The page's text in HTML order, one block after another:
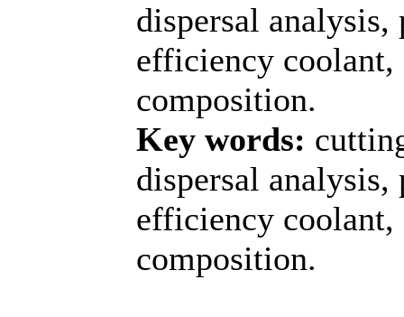
dispersal
efficiency coolant,
composition.
Key words:
dispersal
efficiency coolant,
composition.